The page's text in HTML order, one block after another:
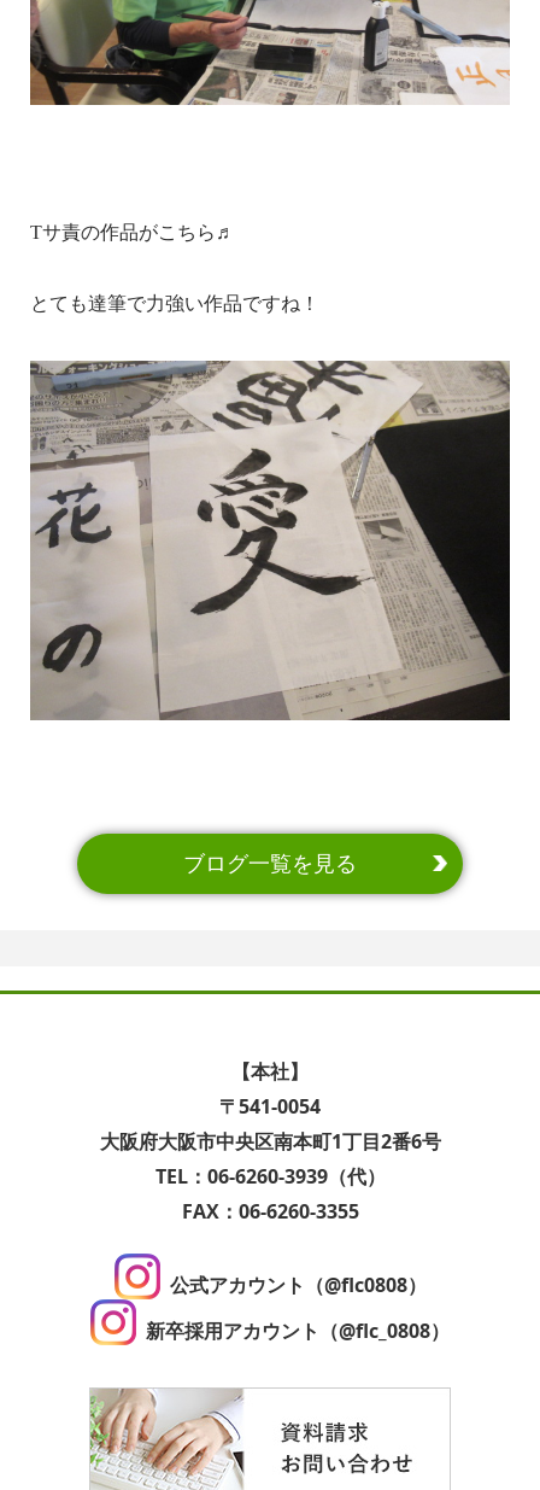
Tサ責の作品がこちら♬
とても達筆で力強い作品ですね！
ブログ一覧を見る
【本社】
〒541-0054
大阪府大阪市中央区南本町1丁目2番6号
TEL：06-6260-3939（代）
FAX：06-6260-3355
公式アカウント（@flc0808）
新卒採用アカウント（@flc_0808）